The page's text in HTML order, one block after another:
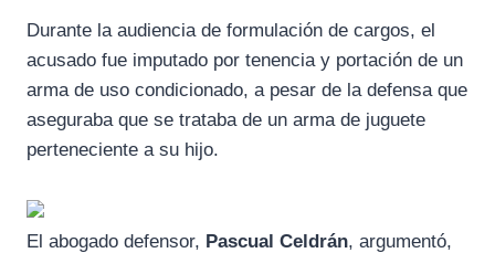
Durante la audiencia de formulación de cargos, el
acusado fue imputado por tenencia y portación de un
arma de uso condicionado, a pesar de la defensa que
aseguraba que se trataba de un arma de juguete
perteneciente a su hijo.
El abogado defensor, Pascual Celdrán, argumentó,